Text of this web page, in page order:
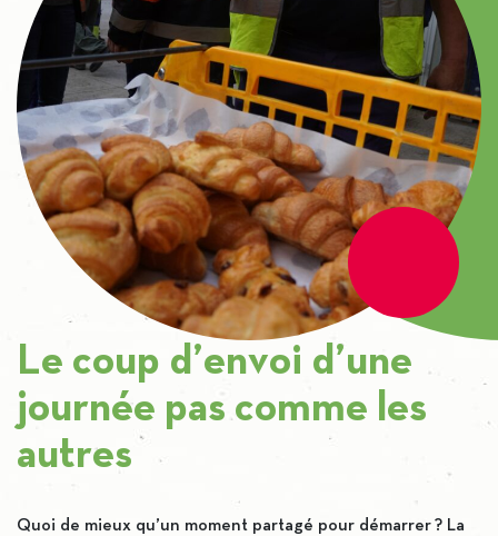
Le coup d’envoi d’une
journée pas comme les
autres
Quoi de mieux qu’un moment partagé pour démarrer ? La